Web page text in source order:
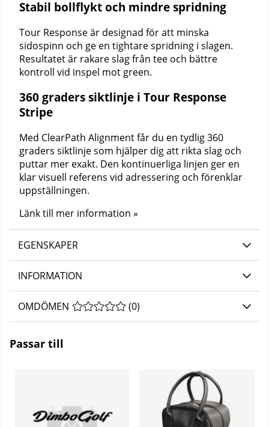
Stabil bollflykt och mindre spridning
Tour Response är designad för att minska
sidospinn och ge en tightare spridning i slagen.
Resultatet är rakare slag från tee och bättre
kontroll vid inspel mot green.
360 graders siktlinje i Tour Response
Stripe
Med ClearPath Alignment får du en tydlig 360
graders siktlinje som hjälper dig att rikta slag och
puttar mer exakt. Den kontinuerliga linjen ger en
klar visuell referens vid adressering och förenklar
uppställningen.
Länk till mer information »
EGENSKAPER
INFORMATION
OMDÖMEN MEDELBETYG 0 AV 5 ANTAL BETYG 0
(0)
Passar till